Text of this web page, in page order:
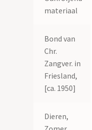
materiaal
Bond van
Chr.
Zangver. in
Friesland,
[ca. 1950]
Dieren,